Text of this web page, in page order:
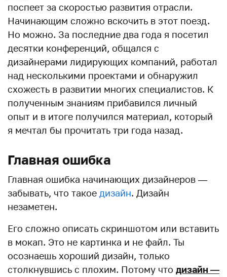
поспеет за скоростью развития отрасли.
Начинающим сложно вскочить в этот поезд.
Но можно. За последние два года я посетил
десятки конференций, общался с
дизайнерами лидирующих компаний, работал
над несколькими проектами и обнаружил
схожесть в развитии многих специалистов. К
полученным знаниям прибавился личный
опыт и в итоге получился материал, который
я мечтал бы прочитать три года назад.
Главная ошибка
Главная ошибка начинающих дизайнеров —
забывать, что такое дизайн. Дизайн
незаметен.
Его сложно описать скриншотом или вставить
в мокап. Это не картинка и не файл. Ты
осознаешь хороший дизайн, только
столкнувшись с плохим. Потому что дизайн —